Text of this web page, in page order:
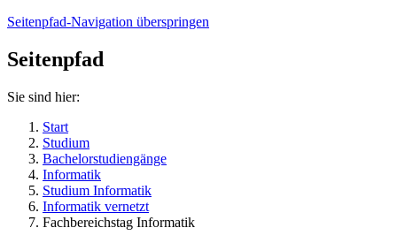
Seitenpfad-Navigation überspringen
Seitenpfad
Sie sind hier:
Start
Studium
Bachelorstudiengänge
Informatik
Studium Informatik
Informatik vernetzt
Fachbereichstag Informatik